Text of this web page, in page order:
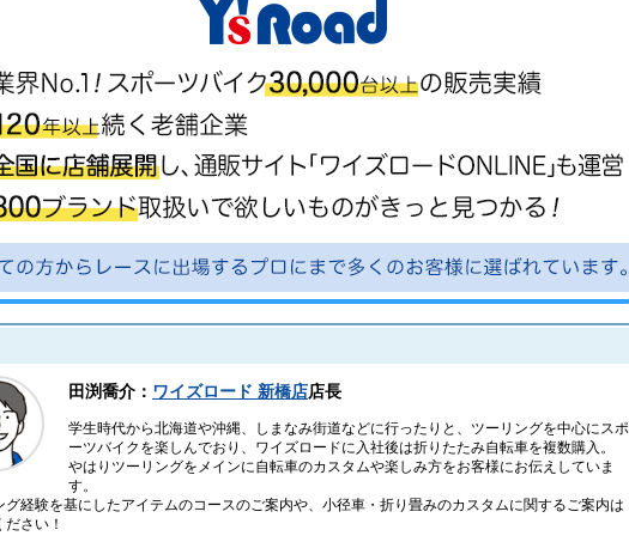
田渕喬介： ワイズロード 新橋店店長
学生時代から北海道や沖縄、しまなみ街道などに行ったりと、ツーリングを中心にスポ
ーツバイクを楽しんでおり、ワイズロードに入社後は折りたたみ自転車を複数購入。
やはりツーリングをメインに自転車のカスタムや楽しみ方をお客様にお伝えしていま
す。
グ経験を基にしたアイテムのコースのご案内や、小径車・折り畳みのカスタムに関するご案内は
さい！